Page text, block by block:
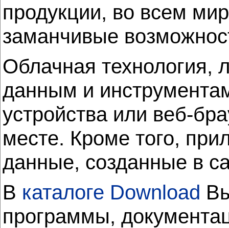
продукции, во всем
заманчивые
Облачная технология,
данным и
устройства или веб-
месте. Кроме того,
данные, созданные в
В каталоге Download
программы,